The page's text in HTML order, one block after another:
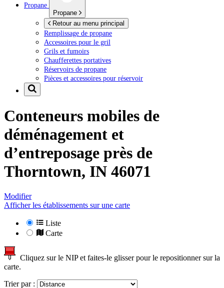
Propane
Propane
Retour au menu principal
Remplissage de propane
Accessoires pour le gril
Grils et fumoirs
Chaufferettes portatives
Réservoirs de propane
Pièces et accessoires pour réservoir
Conteneurs mobiles de
déménagement et
d’entreposage près de
Thorntown, IN 46071
Modifier
Afficher les établissements sur une carte
Liste
Carte
Cliquez sur le NIP et faites-le glisser pour le repositionner sur la
carte.
Trier par :